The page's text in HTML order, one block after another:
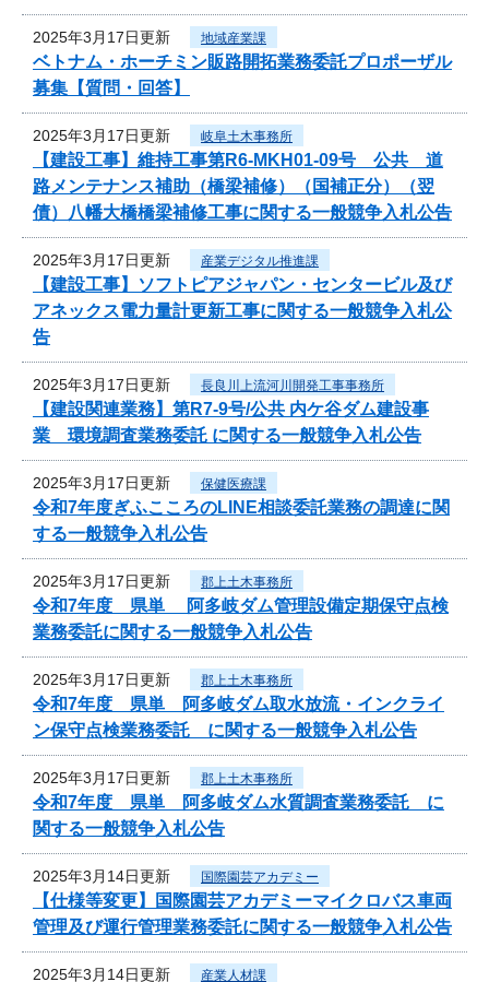
2025年3月17日更新 地域産業課
ベトナム・ホーチミン販路開拓業務委託プロポーザル
募集【質問・回答】
2025年3月17日更新 岐阜土木事務所
【建設工事】維持工事第R6-MKH01-09号 公共 道
路メンテナンス補助（橋梁補修）（国補正分）（翌
債）八幡大橋橋梁補修工事に関する一般競争入札公告
2025年3月17日更新 産業デジタル推進課
【建設工事】ソフトピアジャパン・センタービル及び
アネックス電力量計更新工事に関する一般競争入札公
告
2025年3月17日更新 長良川上流河川開発工事事務所
【建設関連業務】第R7-9号/公共 内ケ谷ダム建設事
業 環境調査業務委託 に関する一般競争入札公告
2025年3月17日更新 保健医療課
令和7年度ぎふこころのLINE相談委託業務の調達に関
する一般競争入札公告
2025年3月17日更新 郡上土木事務所
令和7年度 県単 阿多岐ダム管理設備定期保守点検
業務委託に関する一般競争入札公告
2025年3月17日更新 郡上土木事務所
令和7年度 県単 阿多岐ダム取水放流・インクライ
ン保守点検業務委託 に関する一般競争入札公告
2025年3月17日更新 郡上土木事務所
令和7年度 県単 阿多岐ダム水質調査業務委託 に
関する一般競争入札公告
2025年3月14日更新 国際園芸アカデミー
【仕様等変更】国際園芸アカデミーマイクロバス車両
管理及び運行管理業務委託に関する一般競争入札公告
2025年3月14日更新 産業人材課